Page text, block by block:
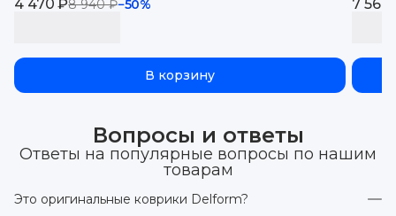
4 470 ₽8 940 ₽−50%
Monjaro, EVA 3D
В корзину
7 560
Вопросы и ответы
Ответы на популярные вопросы по нашим
товарам
Это оригинальные коврики Delform?